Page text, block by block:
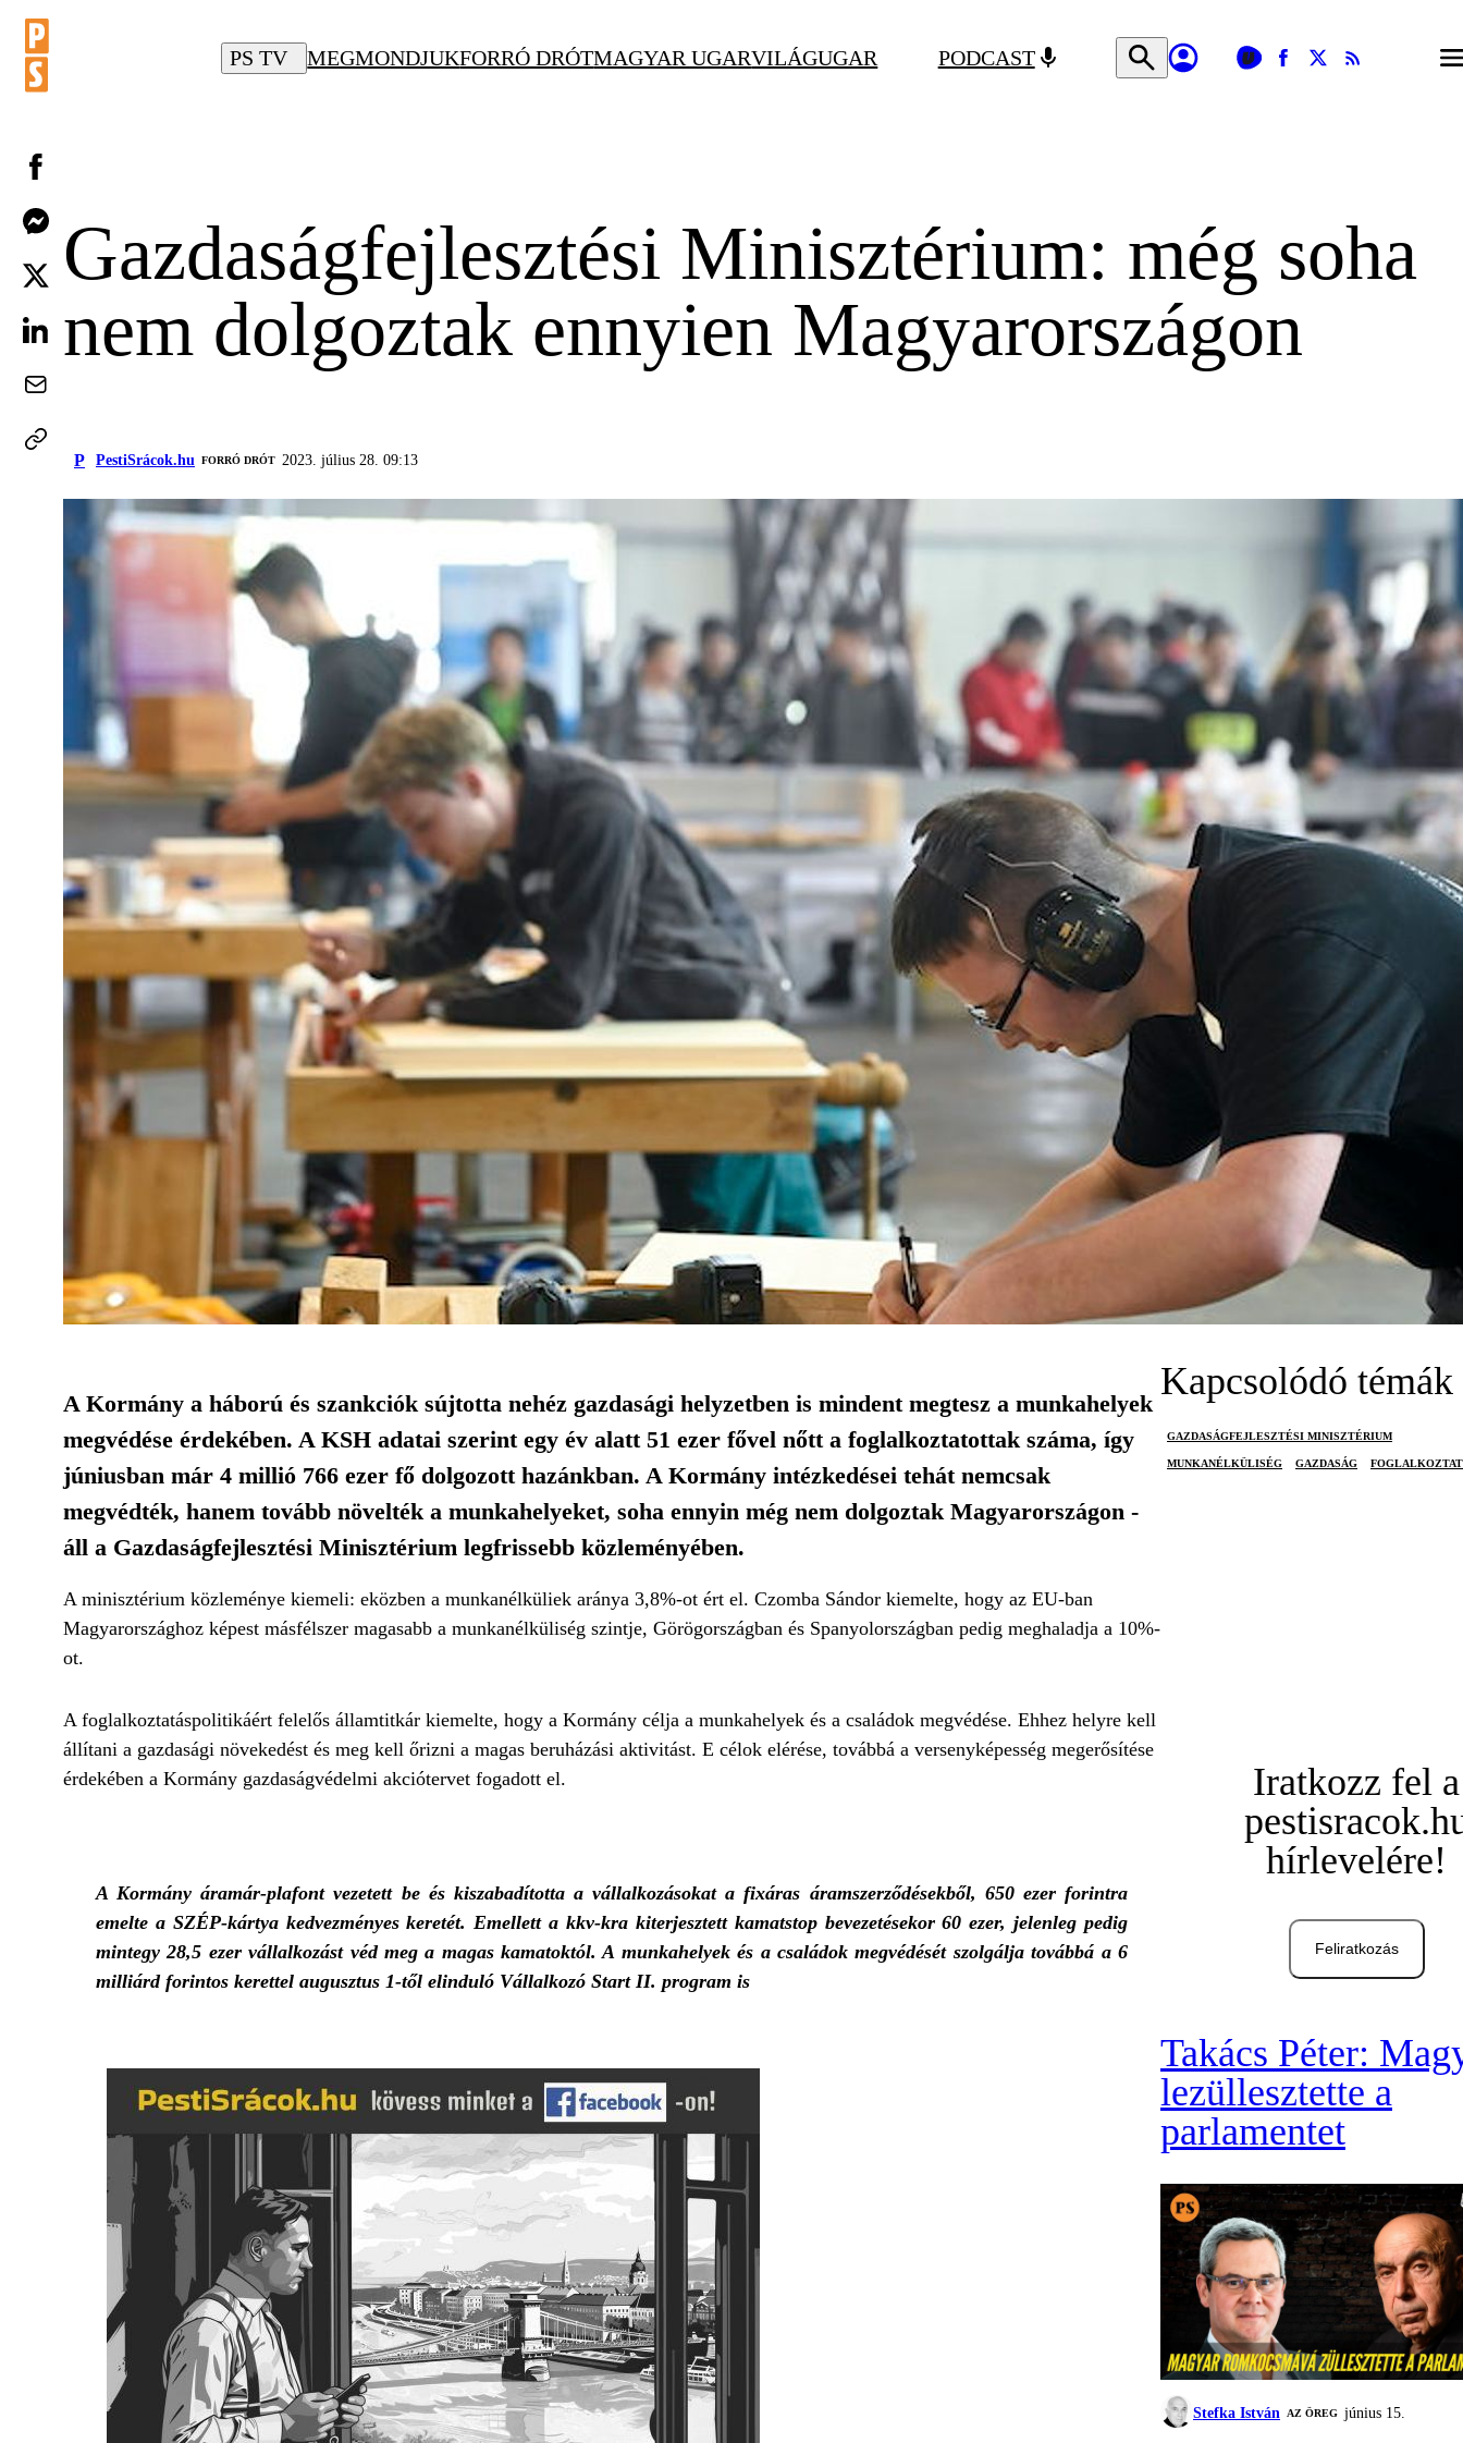
PS TV MEGMONDJUKFORRÓ DRÓTMAGYAR UGARVILÁGUGAR PODCAST
Gazdaságfejlesztési Minisztérium: még soha
nem dolgoztak ennyien Magyarországon
P PestiSrácok.hu FORRÓ DRÓT 2023. július 28. 09:13
A Kormány a háború és szankciók sújtotta nehéz gazdasági helyzetben is mindent megtesz a munkahelyek
megvédése érdekében. A KSH adatai szerint egy év alatt 51 ezer fővel nőtt a foglalkoztatottak száma, így
júniusban már 4 millió 766 ezer fő dolgozott hazánkban. A Kormány intézkedései tehát nemcsak
megvédték, hanem tovább növelték a munkahelyeket, soha ennyin még nem dolgoztak Magyarországon -
áll a Gazdaságfejlesztési Minisztérium legfrissebb közleményében.
A minisztérium közleménye kiemeli: eközben a munkanélküliek aránya 3,8%-ot ért el. Czomba Sándor kiemelte, hogy az EU-ban
Magyarországhoz képest másfélszer magasabb a munkanélküliség szintje, Görögországban és Spanyolországban pedig meghaladja a 10%-
ot.
A foglalkoztatáspolitikáért felelős államtitkár kiemelte, hogy a Kormány célja a munkahelyek és a családok megvédése. Ehhez helyre kell
állítani a gazdasági növekedést és meg kell őrizni a magas beruházási aktivitást. E célok elérése, továbbá a versenyképesség megerősítése
érdekében a Kormány gazdaságvédelmi akciótervet fogadott el.
A Kormány áramár-plafont vezetett be és kiszabadította a vállalkozásokat a fixáras áramszerződésekből, 650 ezer forintra
emelte a SZÉP-kártya kedvezményes keretét. Emellett a kkv-kra kiterjesztett kamatstop bevezetésekor 60 ezer, jelenleg pedig
mintegy 28,5 ezer vállalkozást véd meg a magas kamatoktól. A munkahelyek és a családok megvédését szolgálja továbbá a 6
milliárd forintos kerettel augusztus 1-től elinduló Vállalkozó Start II. program is
Kapcsolódó témák
GAZDASÁGFEJLESZTÉSI MINISZTÉRIUM
MUNKANÉLKÜLISÉG GAZDASÁG
Iratkozz fel a
hírlevelére!
Feliratkozás
Takács Péter:
lezüllesztette a
parlamentet
Stefka István AZ ÖREG június 15.